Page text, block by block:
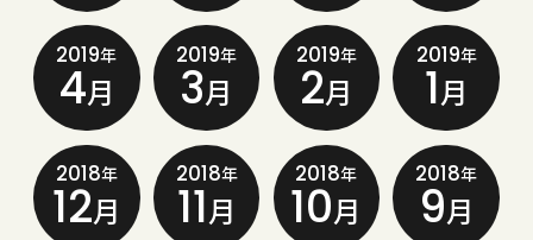
2019年
4月
2019年
3月
2019年
2月
2019年
1月
2018年
12月
2018年
11月
2018年
10月
2018年
9月